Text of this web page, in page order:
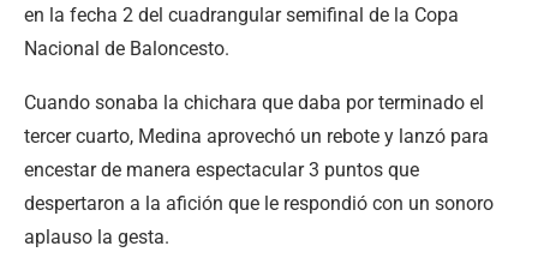
en la fecha 2 del cuadrangular semifinal de la Copa
Nacional de Baloncesto.
Cuando sonaba la chichara que daba por terminado el
tercer cuarto, Medina aprovechó un rebote y lanzó para
encestar de manera espectacular 3 puntos que
despertaron a la afición que le respondió con un sonoro
aplauso la gesta.